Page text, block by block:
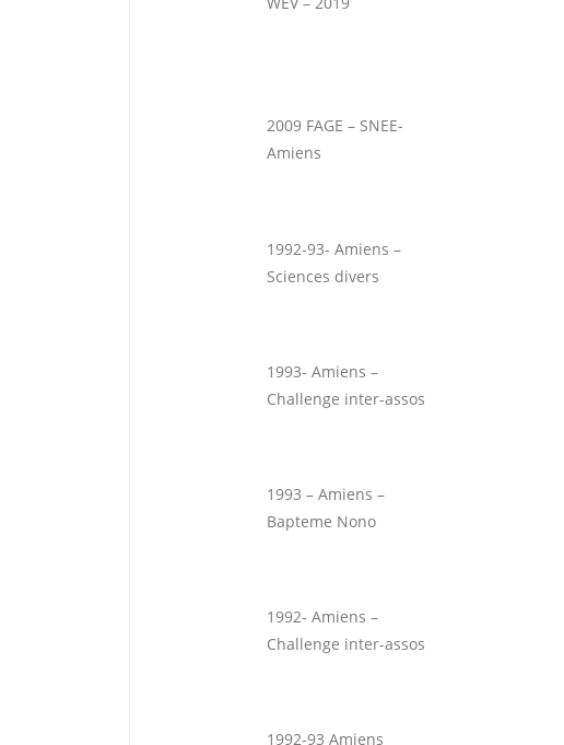
2009 FAGE – SNEE-
Amiens
1992-93- Amiens –
Sciences divers
1993- Amiens –
Challenge inter-assos
1993 – Amiens –
Bapteme Nono
1992- Amiens –
Challenge inter-assos
1992-93 Amiens